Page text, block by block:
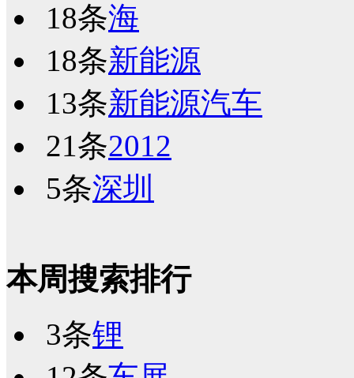
18条海
18条新能源
13条新能源汽车
21条2012
5条深圳
本周搜索排行
3条锂